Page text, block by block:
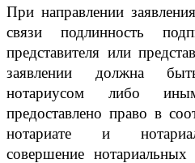
При направлении
связи подлинность
представителя или
заявлении должна быть
нотариусом либо
предоставлено право в
нотариате и
совершение